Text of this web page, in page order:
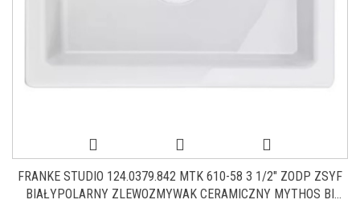
FRANKE STUDIO 124.0379.842 MTK 610-58 3 1/2" ZODP ZSYF
BIAŁYPOLARNY ZLEWOZMYWAK CERAMICZNY MYTHOS BI